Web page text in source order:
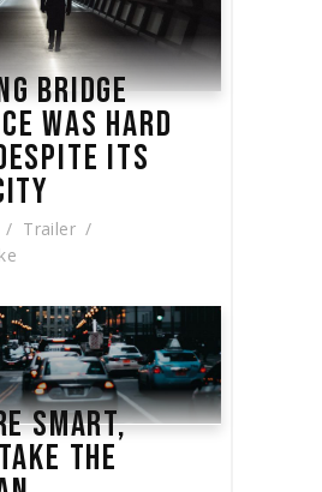
BRIDGE
WAS HARD
ITS
Trailer
SMART,
THE